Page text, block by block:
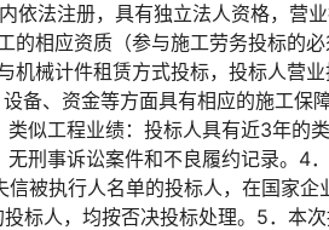
法注册，具有独立法人资格，营业
的相应资质（参与施工劳务投标的
械计件租赁方式投标，投标人营
备、资金等方面具有相应的施工保
似工程业绩：投标人具有近3年的类
刑事诉讼案件和不良履约记录。4
被执行人名单的投标人，在国家企
标人，均按否决投标处理。5．本